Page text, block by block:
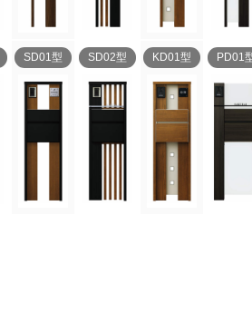
SD01型 SD02型 KD01型 PD01